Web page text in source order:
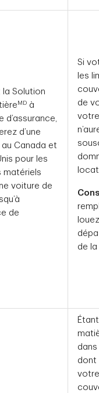
la Solution
MD à
d’assurance,
d’une
Canada et
pour les
matériels
voiture de
de
Si
les
de
de
dont